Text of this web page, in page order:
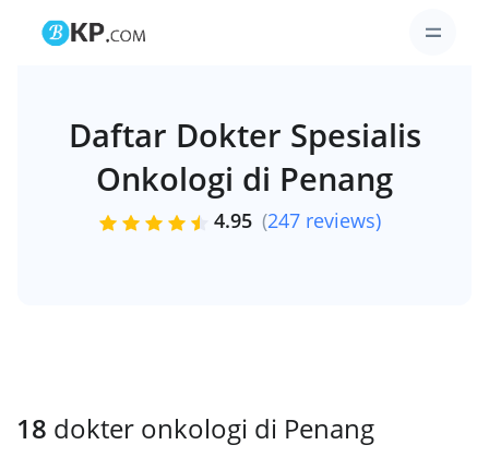
Daftar Dokter Spesialis
Onkologi di Penang
4.95 (247 reviews)
18 dokter onkologi di Penang